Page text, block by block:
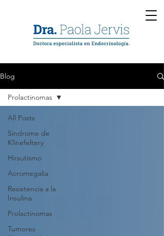
Blog
All Posts
Síndrome de
Klinefeltery
Hirsutismo
Acromegalia
Resistencia a la
Insulina
Prolactinomas
Tumores
Prolactinomas